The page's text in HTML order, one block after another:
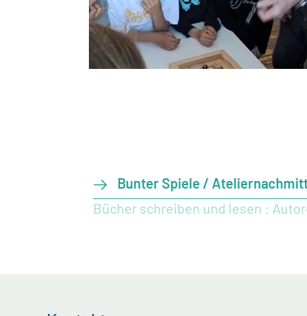
Bunter Spiele /
Bücher schreiben und lesen :